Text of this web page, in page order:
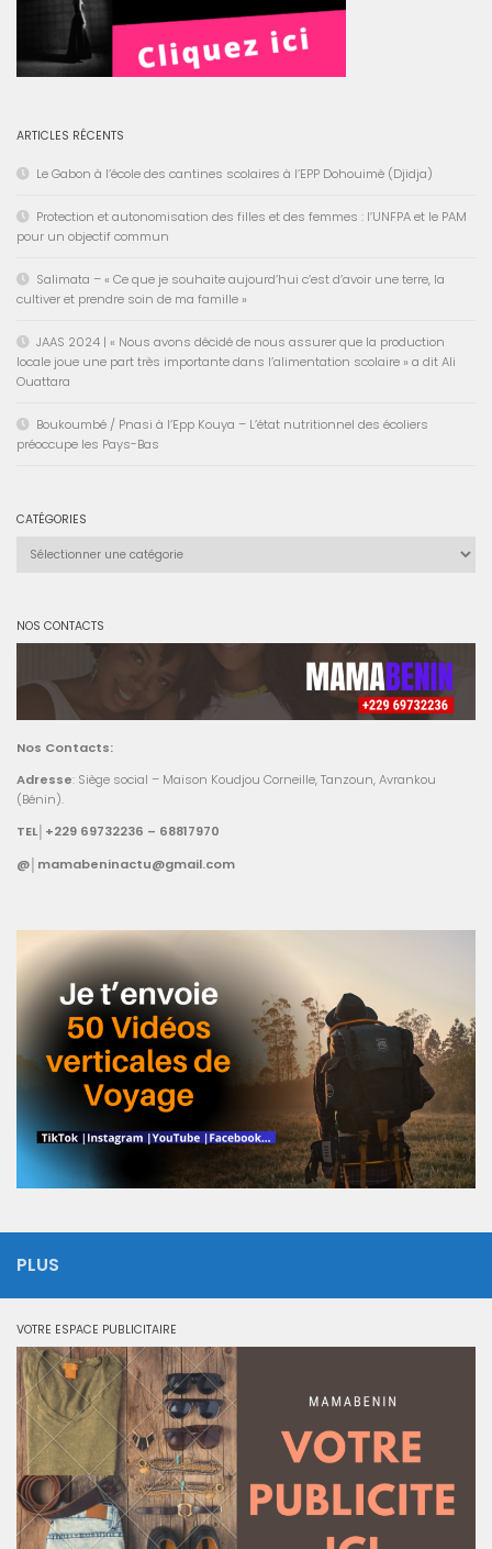
ARTICLES RÉCENTS
Le Gabon à l’école des cantines scolaires à l’EPP Dohouimè (Djidja)
Protection et autonomisation des filles et des femmes : l’UNFPA et le PAM
pour un objectif commun
Salimata – « Ce que je souhaite aujourd’hui c’est d’avoir une terre, la
cultiver et prendre soin de ma famille »
JAAS 2024 | « Nous avons décidé de nous assurer que la production
locale joue une part très importante dans l’alimentation scolaire » a dit Ali
Ouattara
Boukoumbé / Pnasi à l’Epp Kouya – L’état nutritionnel des écoliers
préoccupe les Pays-Bas
CATÉGORIES
NOS CONTACTS
Nos Contacts:
Adresse: Siège social – Maison Koudjou Corneille, Tanzoun, Avrankou
(Bénin).
TEL│+229 69732236 – 68817970
@│mamabeninactu@gmail.com
PLUS
VOTRE ESPACE PUBLICITAIRE